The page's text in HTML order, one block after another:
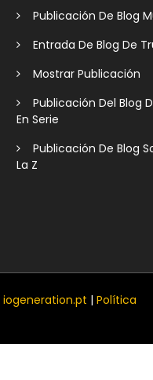
Publicación De Blog
Entrada De Blog De
Mostrar Publicación
Publicación Del Blog
En Serie
Publicación De Blog
La Z
iogeneration.pt | Política